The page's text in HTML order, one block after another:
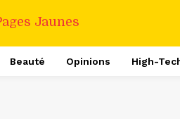
Beauté Opinions High-